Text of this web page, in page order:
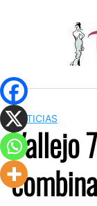
NOTICIAS
Vallejo